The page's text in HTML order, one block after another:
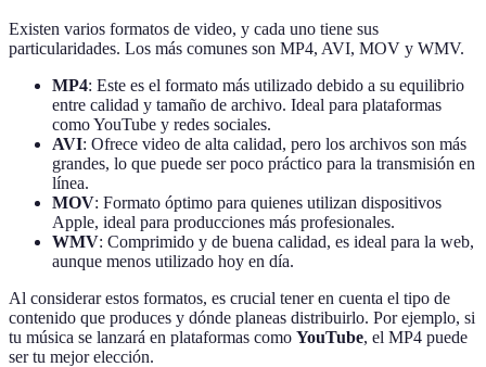
Existen varios formatos de video, y cada uno tiene sus
particularidades. Los más comunes son MP4, AVI, MOV y WMV.
MP4: Este es el formato más utilizado debido a su equilibrio
entre calidad y tamaño de archivo. Ideal para plataformas
como YouTube y redes sociales.
AVI: Ofrece video de alta calidad, pero los archivos son más
grandes, lo que puede ser poco práctico para la transmisión en
línea.
MOV: Formato óptimo para quienes utilizan dispositivos
Apple, ideal para producciones más profesionales.
WMV: Comprimido y de buena calidad, es ideal para la web,
aunque menos utilizado hoy en día.
Al considerar estos formatos, es crucial tener en cuenta el tipo de
contenido que produces y dónde planeas distribuirlo. Por ejemplo, si
tu música se lanzará en plataformas como YouTube, el MP4 puede
ser tu mejor elección.